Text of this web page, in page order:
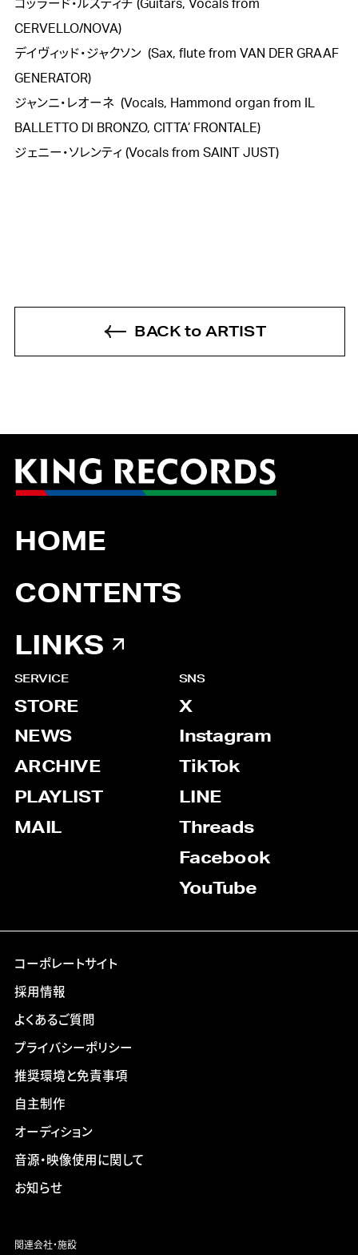
コッラード・ルスティチ (Guitars, Vocals from
CERVELLO/NOVA)
デイヴィッド・ジャクソン  (Sax, flute from VAN DER GRAAF
GENERATOR)
ジャンニ・レオーネ  (Vocals, Hammond organ from IL
BALLETTO DI BRONZO, CITTA’ FRONTALE)
ジェニー・ソレンティ (Vocals from SAINT JUST)
BACK to ARTIST
HOME
CONTENTS
LINKS
SERVICE
STORE
NEWS
ARCHIVE
PLAYLIST
MAIL
SNS
X
Instagram
TikTok
LINE
Threads
Facebook
YouTube
コーポレートサイト
採用情報
よくあるご質問
プライバシーポリシー
推奨環境と免責事項
自主制作
オーディション
音源・映像使用に関して
お知らせ
関連会社・施設